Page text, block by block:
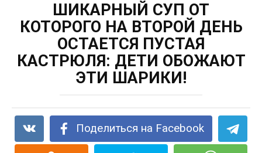
ШИКАРНЫЙ СУП ОТ
КОТОРОГО НА ВТОРОЙ ДЕНЬ
ОСТАЕТСЯ ПУСТАЯ
КАСТРЮЛЯ: ДЕТИ ОБОЖАЮТ
ЭТИ ШАРИКИ!
Поделиться на Facebook